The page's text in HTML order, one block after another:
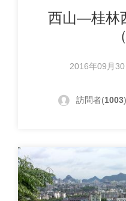
西山―桂林
2016年09月
訪問者(1003)